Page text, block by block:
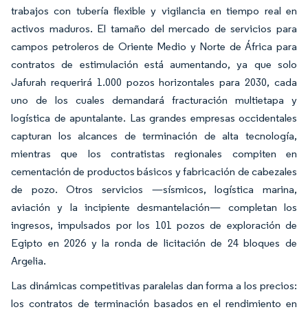
trabajos con tubería flexible y vigilancia en tiempo real en
activos maduros. El tamaño del mercado de servicios para
campos petroleros de Oriente Medio y Norte de África para
contratos de estimulación está aumentando, ya que solo
Jafurah requerirá 1.000 pozos horizontales para 2030, cada
uno de los cuales demandará fracturación multietapa y
logística de apuntalante. Las grandes empresas occidentales
capturan los alcances de terminación de alta tecnología,
mientras que los contratistas regionales compiten en
cementación de productos básicos y fabricación de cabezales
de pozo. Otros servicios —sísmicos, logística marina,
aviación y la incipiente desmantelación— completan los
ingresos, impulsados por los 101 pozos de exploración de
Egipto en 2026 y la ronda de licitación de 24 bloques de
Argelia.
Las dinámicas competitivas paralelas dan forma a los precios:
los contratos de terminación basados en el rendimiento en